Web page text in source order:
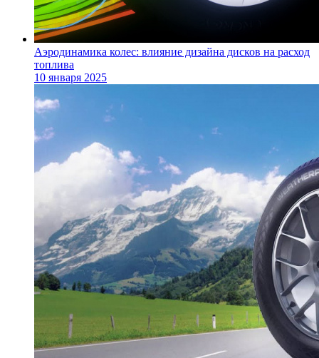
Аэродинамика колес: влияние дизайна дисков на расход
топлива
10 января 2025